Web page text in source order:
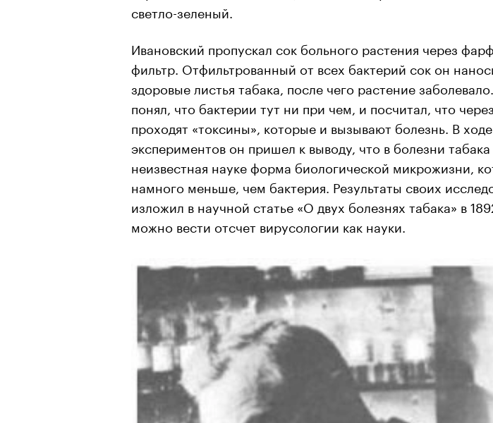
светло-зеленый.
Ивановский пропускал сок больного растения через
фильтр. Отфильтрованный от всех бактерий сок он
здоровые листья табака, после чего растение
понял, что бактерии тут ни при чем, и посчитал, что
проходят «токсины», которые и вызывают болезнь. В
экспериментов он пришел к выводу, что в болезни
неизвестная науке форма биологической микрожизни,
намного меньше, чем бактерия. Результаты своих
изложил в научной статье «О двух болезнях табака» в
можно вести отсчет вирусологии как науки.